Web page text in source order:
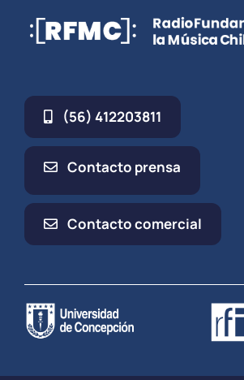
(56) 412203811
Contacto prensa
Contacto comercial